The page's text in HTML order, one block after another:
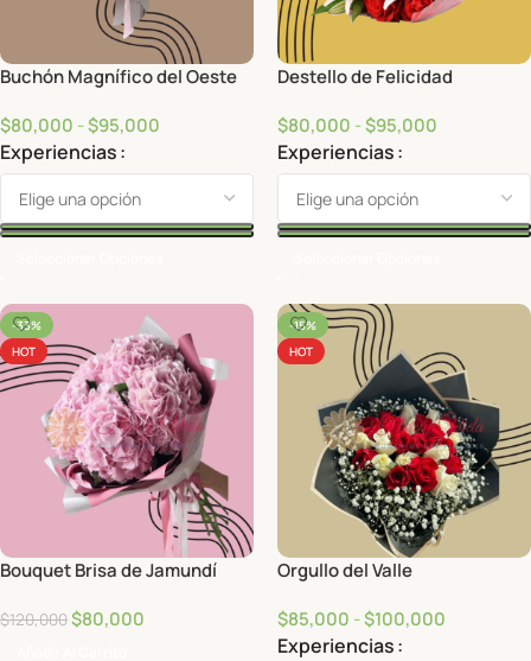
Buchón Magnífico del Oeste
$80,000 -$95,000
Experiencias
Destello de Felicidad
$80,000 -$95,000
Experiencias
-33%
HOT
Bouquet Brisa de Jamundí
$120,000$80,000
-15%
HOT
Orgullo del Valle
$85,000 -$100,000
Experiencias